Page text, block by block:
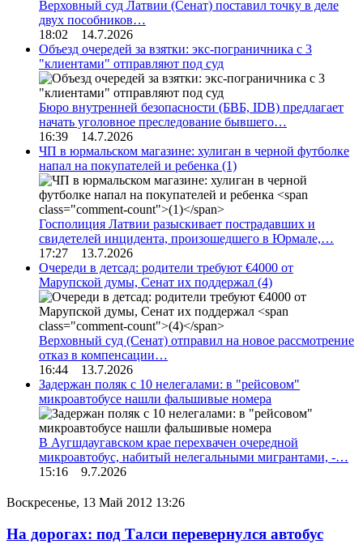
Верховный суд Латвии (Сенат) поставил точку в деле
двух пособников…
18:02 14.7.2026
Объезд очередей за взятки: экс-пограничника с 3
"клиентами" отправляют под суд
Бюро внутренней безопасности (БВБ, IDB) предлагает
начать уголовное преследование бывшего…
16:39 14.7.2026
ЧП в юрмальском магазине: хулиган в черной футболке
напал на покупателей и ребенка (1)
Госполиция Латвии разыскивает пострадавших и
свидетелей инцидента, произошедшего в Юрмале,…
17:27 13.7.2026
Очереди в детсад: родители требуют €4000 от
Марупской думы, Сенат их поддержал (4)
Верховный суд (Сенат) отправил на новое рассмотрение
отказ в компенсации…
16:44 13.7.2026
Задержан поляк с 10 нелегалами: в "рейсовом"
микроавтобусе нашли фальшивые номера
В Аугшдаугавском крае перехвачен очередной
микроавтобус, набитый нелегальными мигрантами, -…
15:16 9.7.2026
Воскресенье, 13 Май 2012 13:26
На дорогах: под Талси перевернулся автобус